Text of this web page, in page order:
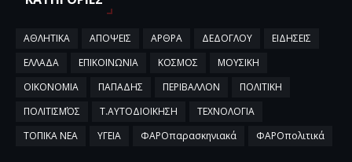
ΑΘΛΗΤΙΚΑ ΑΠΟΨΕΙΣ ΑΡΘΡΑ ΔΕΔΟΓΛΟΥ
ΕΙΔΗΣΕΙΣ
ΕΛΛΑΔΑ
ΕΠΙΚΟΙΝΩΝΙΑ ΚΟΣΜΟΣ
ΜΟΥΣΙΚΗ
ΟΙΚΟΝΟΜΙΑ
ΠΑΠΑΔΗΣ ΠΕΡΙΒΑΛΛΟΝ
ΠΟΛΙΤΙΚΗ
ΠΟΛΙΤΙΣΜΌΣ
Τ.ΑΥΤΟΔΙΟΙΚΗΣΗ
ΤΕΧΝΟΛΟΓΙΑ
ΤΟΠΙΚΑ ΝΕΑ
ΥΓΕΙΑ ΦΑΡΟπαρασκηνιακά ΦΑΡΟπολιτικά